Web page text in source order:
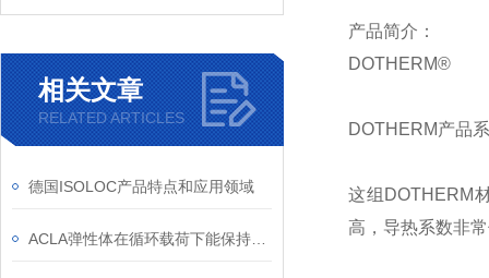
相关文章
RELATED ARTICLES
德国ISOLOC产品特点和应用领域
产品简介：
DOTHERM®
DOTHERM产品
这组DOTHERM
高，导热系数非